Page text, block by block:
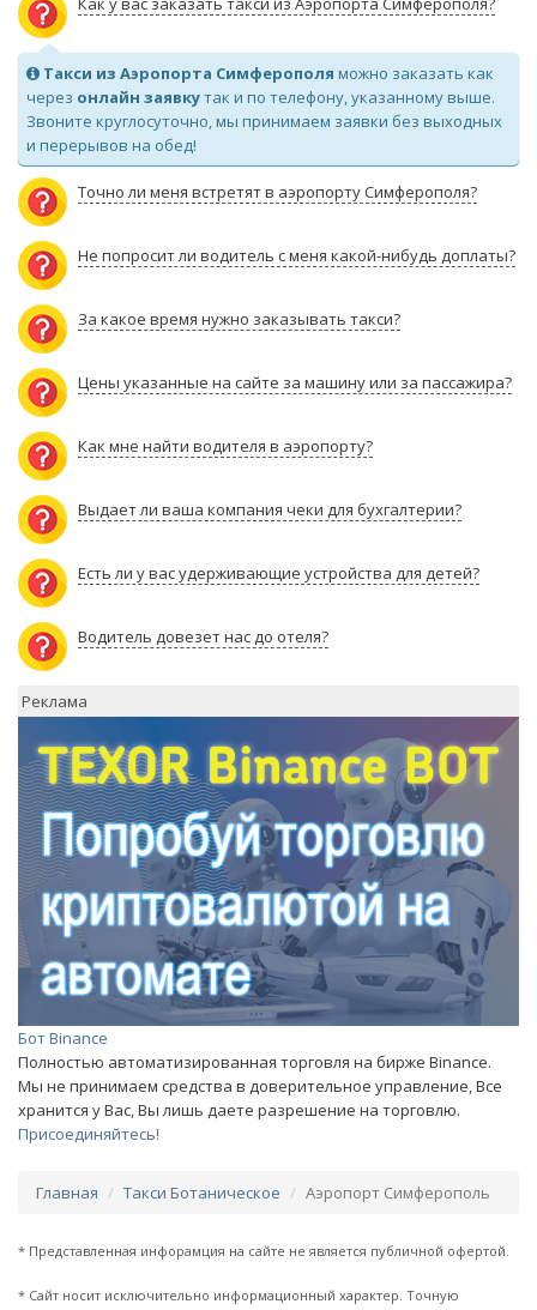
Такси из Аэропорта Симферополя можно заказать как
через онлайн заявкутак и по телефону, указанному выше.
Звоните круглосуточно, мы принимаем заявки без выходных
и перерывов на обед!
Точно ли меня встретят в аэропорту Симферополя?
Не попросит ли водитель с меня какой-нибудь доплаты?
За какое время нужно заказывать такси?
Цены указанные на сайте за машину или за пассажира?
Как мне найти водителя в аэропорту?
Выдает ли ваша компания чеки для бухгалтерии?
Есть ли у вас удерживающие устройства для детей?
Водитель довезет нас до отеля?
Реклама
Бот Binance
Полностью автоматизированная торговля на бирже Binance.
Мы не принимаем средства в доверительное управление, Все
хранится у Вас, Вы лишь даете разрешение на торговлю.
Присоединяйтесь!
Главная Такси Ботаническое Аэропорт Симферополь
* Представленная инфорамция на сайте не является публичной офертой.
* Сайт носит исключительно информационный характер. Точную